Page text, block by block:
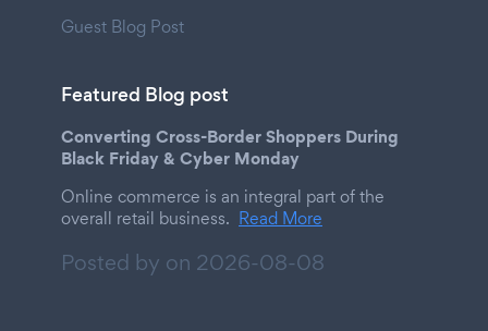
Guest Blog Post
Featured Blog post
Converting Cross-Border Shoppers During
Black Friday & Cyber Monday
Online commerce is an integral part of the
overall retail business. Read More
Posted by on 2026-08-08